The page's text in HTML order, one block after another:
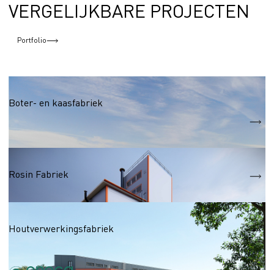
VERGELIJKBARE PROJECTEN
Portfolio
Voedings- en genotmiddelenindustrie
Boter- en kaasfabriek
Rosin Fabriek
Houtverwerkingsfabriek